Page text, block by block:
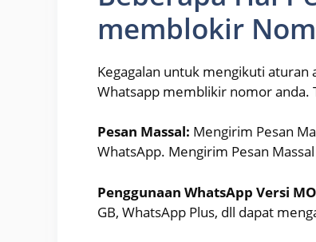
memblokir
Kegagalan untuk mengikuti aturan
Whatsapp memblikir nomor anda.
Pesan Massal: Mengirim Pesan
WhatsApp. Mengirim Pesan
Penggunaan WhatsApp Versi
GB, WhatsApp Plus, dll dapat